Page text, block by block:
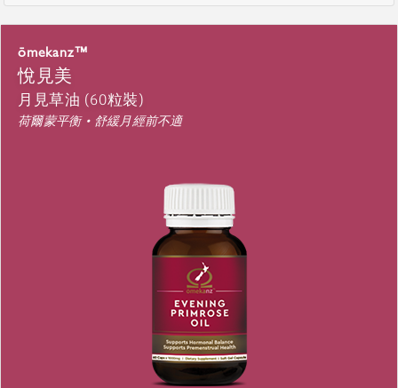
ōmekanz™
悅見美
月見草油 (60粒裝)
荷爾蒙平衡 • 舒緩月經前不適